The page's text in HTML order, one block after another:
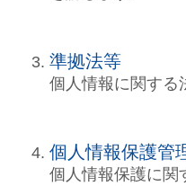
準拠法等
個人情報に関する
個人情報保護管
個人情報保護に関